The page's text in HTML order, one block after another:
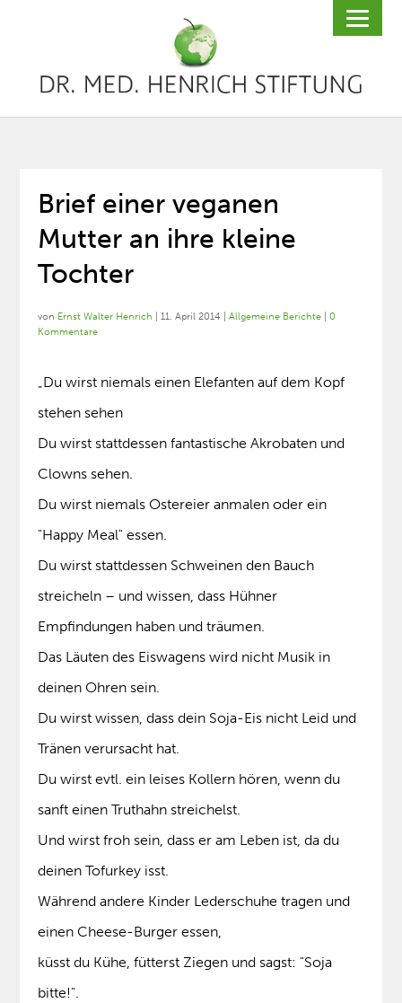
Brief einer veganen
Mutter an ihre kleine
Tochter
von Ernst Walter Henrich |11. April 2014 |Allgemeine Berichte |0
Kommentare
„Du wirst niemals einen Elefanten auf dem Kopf
stehen sehen
Du wirst stattdessen fantastische Akrobaten und
Clowns sehen.
Du wirst niemals Ostereier anmalen oder ein
"Happy Meal" essen.
Du wirst stattdessen Schweinen den Bauch
streicheln – und wissen, dass Hühner
Empfindungen haben und träumen.
Das Läuten des Eiswagens wird nicht Musik in
deinen Ohren sein.
Du wirst wissen, dass dein Soja-Eis nicht Leid und
Tränen verursacht hat.
Du wirst evtl. ein leises Kollern hören, wenn du
sanft einen Truthahn streichelst.
Und wirst froh sein, dass er am Leben ist, da du
deinen Tofurkey isst.
Während andere Kinder Lederschuhe tragen und
einen Cheese-Burger essen,
küsst du Kühe, fütterst Ziegen und sagst: "Soja
bitte!".